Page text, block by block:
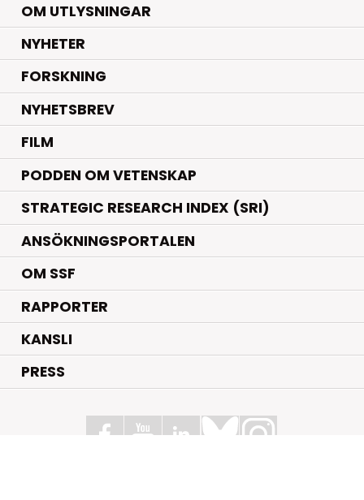
OM UTLYSNINGAR
NYHETER.
FORSKNING.
NYHETSBREV
FILM
PODDEN OM VETENSKAP
STRATEGIC RESEARCH INDEX (SRI)
ANSÖKNINGSPORTALEN
OM SSF
RAPPORTER
KANSLI
PRESS